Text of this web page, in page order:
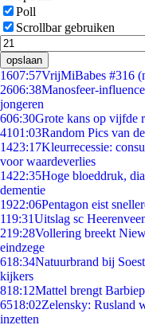
Poll
Scrollbar gebruiken
opslaan
1607:57VrijMiBabes #316
2606:38Manosfeer-
jongeren
606:30Grote kans op vijfde
4101:03Random Pics van
1423:17Kleurrecessie:
voor waardeverlies
1422:35Hoge bloeddruk,
dementie
1922:06Pentagon eist
119:31Uitslag sc
219:28Vollering breekt
eindzege
618:34Natuurbrand bij
kijkers
818:12Mattel brengt
6518:02Zelensky: Rusland
inzetten